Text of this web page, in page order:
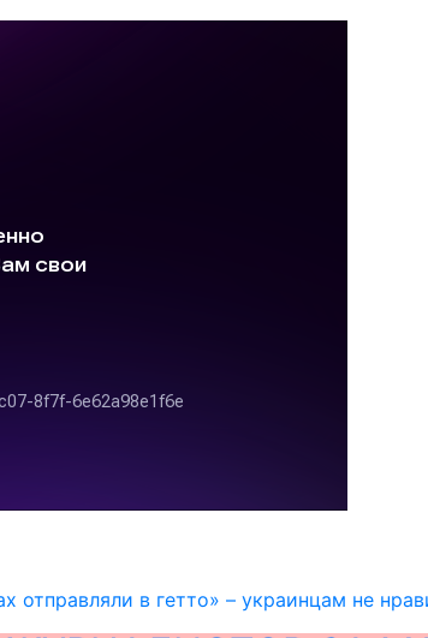
отправляли в гетто» – украинцам не